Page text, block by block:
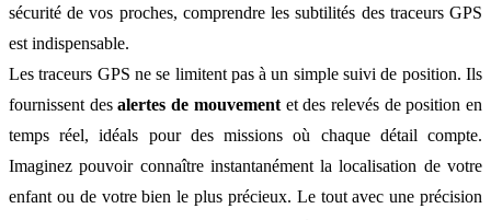
sécurité de vos proches, comprendre les subtilités des traceurs GPS
est indispensable.
Les traceurs GPS ne se limitent pas à un simple suivi de position. Ils
fournissent desalertes de mouvementet des relevés de position en
temps réel, idéals pour des missions où chaque détail compte.
Imaginez pouvoir connaître instantanément la localisation de votre
enfant ou de votre bien le plus précieux. Le tout avec une précision